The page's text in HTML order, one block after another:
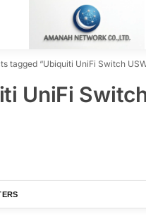
tagged “Ubiquiti UniFi Switch
UniFi